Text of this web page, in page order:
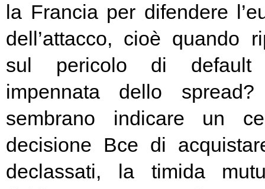
la Francia per difendere
dell’attacco, cioè quando
sul pericolo di default
impennata dello
sembrano indicare un
decisione Bce di
declassati, la timida